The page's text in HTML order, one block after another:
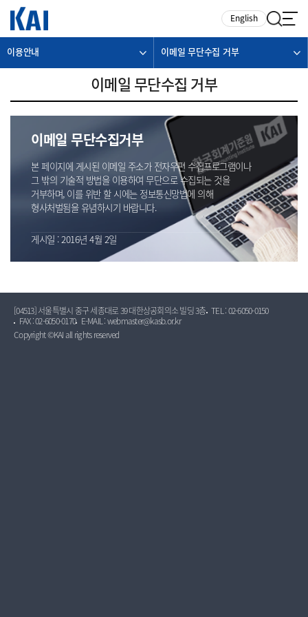
English
이용안내 이메일 무단수집 거부
이메일 무단수집 거부
이메일 무단수집거부
본 페이지에 게시된 이메일 주소가 전자우편 수집프로그램이나
그 밖의 기술적 방법을 이용하여 무단으로 수집되는 것을
거부하며, 이를 위반 할 시에는 정보통신망법에 의해
형사처벌됨을 유념하시기 바랍니다.
게시일 : 2016년 4월 2일
[04513] 서울특별시 중구 세종대로 39 대한상공회의소 빌딩 3층 TEL : 02-6050-0150
FAX : 02-6050-0170
E-MAIL : webmaster@kasb.or.kr
Copyright ©KAI all rights reserved